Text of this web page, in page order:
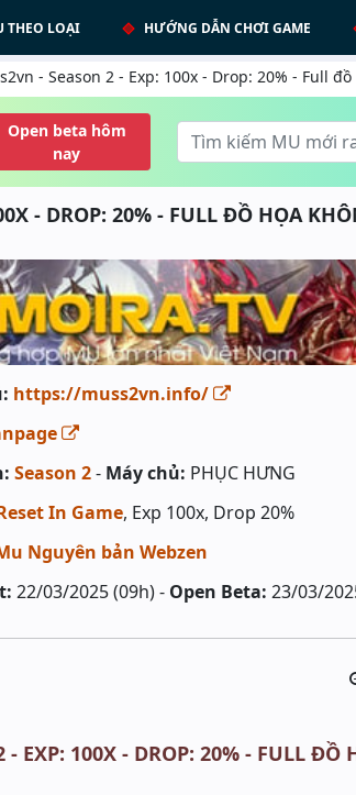
THEO LOẠI HƯỚNG DẪN CHƠI GAME
- Season 2 - Exp: 100x - Drop: 20% - Full
Open beta hôm
nay
- DROP: 20% - FULL ĐỒ HỌA
https://muss2vn.info/
Season 2- Máy chủ: PHỤC HƯNG
In Game, Exp 100x, Drop 20%
Nguyên bản Webzen
22/03/2025 (09h) - Open Beta: 23/03/
EXP: 100X - DROP: 20% - FULL ĐỒ